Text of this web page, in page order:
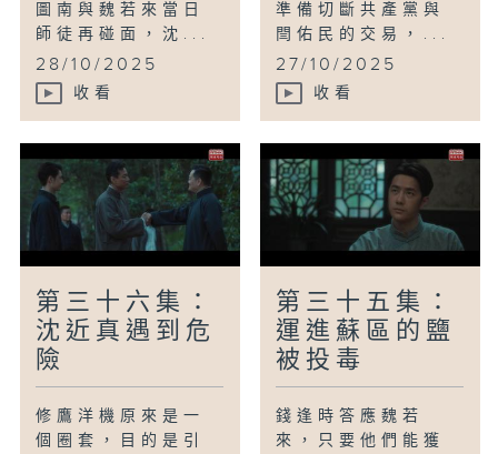
圖南與魏若來當日
師徒再碰面，沈...
28/10/2025
收看
準備切斷共產黨與
閆佑民的交易，...
27/10/2025
收看
第三十六集：
沈近真遇到危
險
修鷹洋機原來是一
個圈套，目的是引
第三十五集：
運進蘇區的鹽
被投毒
錢逢時答應魏若
來，只要他們能獲